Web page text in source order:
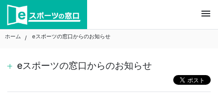
Skip
content
menu
ホーム eスポーツの窓口からのお知らせ
eスポーツの窓口からのお知らせ